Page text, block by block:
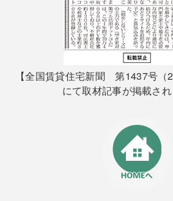
【全国賃貸住宅新聞 第1437号（
にて取材記事が掲載され